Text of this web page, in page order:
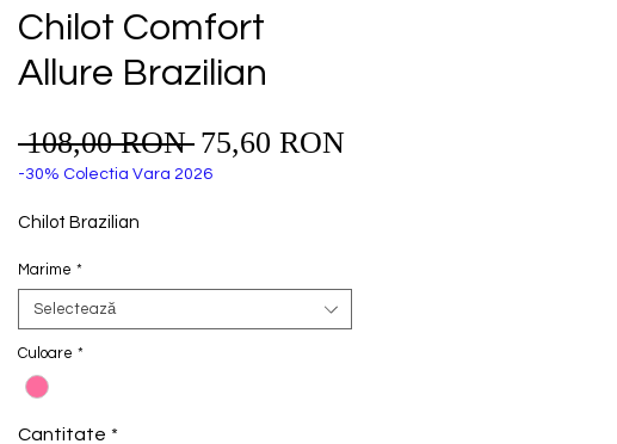
Chilot Comfort
Allure Brazilian
108,00 RON Preț
normal
75,60 RONPreț
-30% Colectia Vara 2026
Chilot Brazilian
Marime *
Selectează
Culoare *
Cantitate *